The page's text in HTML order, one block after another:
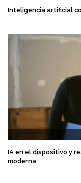
Inteligencia artificial
IA en el dispositivo y
moderna